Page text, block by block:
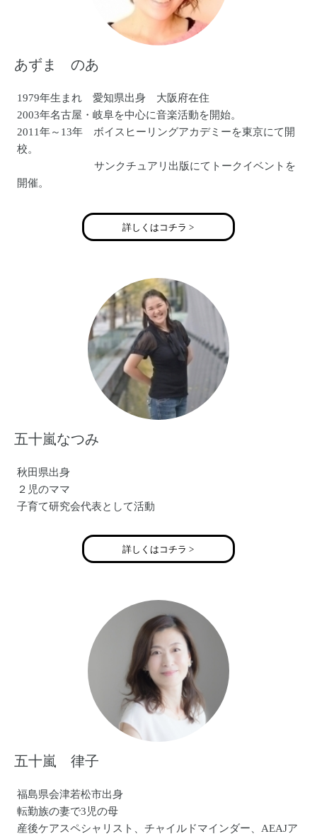
あずま のあ
1979年生まれ 愛知県出身 大阪府在住
2003年名古屋・岐阜を中心に音楽活動を開始。
2011年～13年 ボイスヒーリングアカデミーを東京にて開
校。
サンクチュアリ出版にてトークイベントを
開催。
2018年 ボイスセラピストとして活動を再開
現在はカラオケパーティーを毎月開催中。
詳しくはコチラ >
五十嵐なつみ
秋田県出身
２児のママ
子育て研究会代表として活動
詳しくはコチラ >
五十嵐 律子
福島県会津若松市出身
転勤族の妻で3児の母
産後ケアスペシャリスト、チャイルドマインダー、AEAJア